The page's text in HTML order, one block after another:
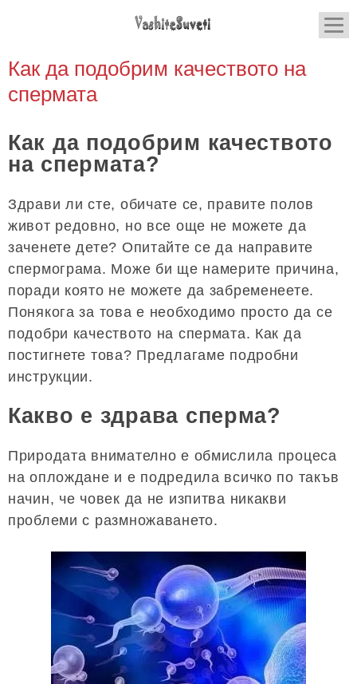
Как да подобрим качеството на
спермата
Как да подобрим качеството
на спермата?
Здрави ли сте, обичате се, правите полов
живот редовно, но все още не можете да
заченете дете? Опитайте се да направите
спермограма. Може би ще намерите причина,
поради която не можете да забременеете.
Понякога за това е необходимо просто да се
подобри качеството на спермата. Как да
постигнете това? Предлагаме подробни
инструкции.
Какво е здрава сперма?
Природата внимателно е обмислила процеса
на оплождане и е подредила всичко по такъв
начин, че човек да не изпитва никакви
проблеми с размножаването.